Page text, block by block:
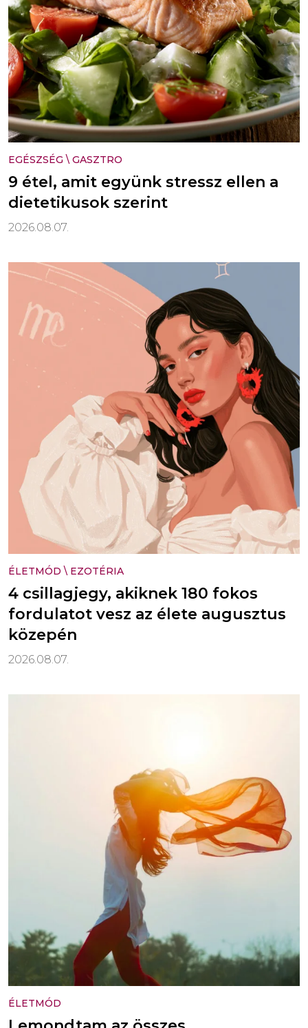
EGÉSZSÉG \ GASZTRO
9 étel, amit együnk stressz ellen a
dietetikusok szerint
2026.08.07.
ÉLETMÓD \ EZOTÉRIA
4 csillagjegy, akiknek 180 fokos
fordulatot vesz az élete augusztus
közepén
2026.08.07.
ÉLETMÓD